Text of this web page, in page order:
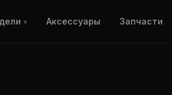
▾ Аксессуары Запчасти